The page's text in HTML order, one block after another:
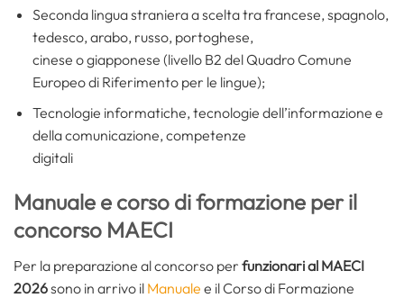
Seconda lingua straniera a scelta tra francese, spagnolo,
tedesco, arabo, russo, portoghese,
cinese o giapponese (livello B2 del Quadro Comune
Europeo di Riferimento per le lingue);
Tecnologie informatiche, tecnologie dell’informazione e
della comunicazione, competenze
digitali
Manuale e corso di formazione per il
concorso MAECI
Per la preparazione al concorso per funzionari al MAECI
2026sono in arrivo il Manuale e il Corso di Formazione